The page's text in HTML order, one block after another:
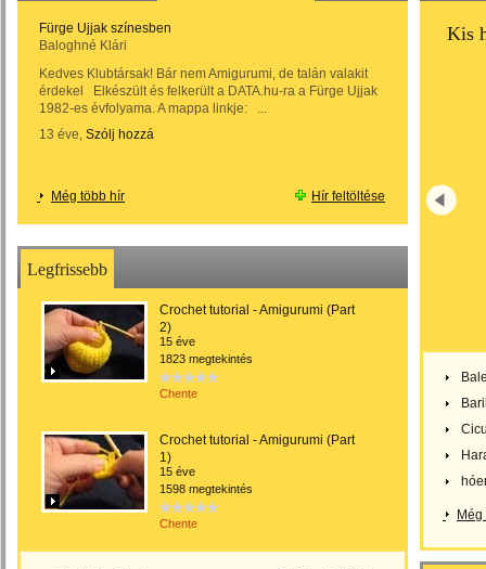
Fürge Ujjak színesben
Baloghné Klári
Kedves Klubtársak! Bár nem Amigurumi, de talán valakit
érdekel Elkészült és felkerült a DATA.hu-ra a Fürge Ujjak
1982-es évfolyama. A mappa linkje: ...
13 éve, Szólj hozzá
Még több hír Hír feltöltése
Legfrissebb
Crochet tutorial - Amigurumi (Part
2)
15 éve
1823 megtekintés
Chente
Crochet tutorial - Amigurumi (Part
1)
15 éve
1598 megtekintés
Chente
Kis